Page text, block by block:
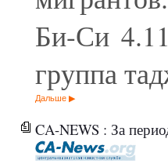
Би-Си
группа
Дальше
CA-NEWS : За период